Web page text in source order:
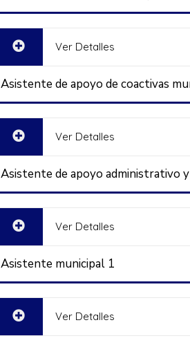
Ver Detalles
Asistente de apoyo de coactivas
Ver Detalles
Asistente de apoyo administrativo
Ver Detalles
Asistente municipal 1
Ver Detalles